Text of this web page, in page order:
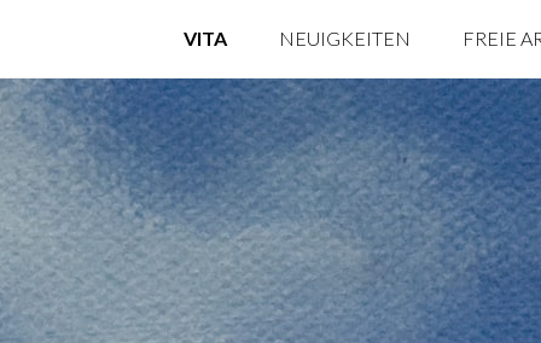
VITA NEUIGKEITEN FREIE